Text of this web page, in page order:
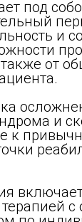
под
и
от
и
к